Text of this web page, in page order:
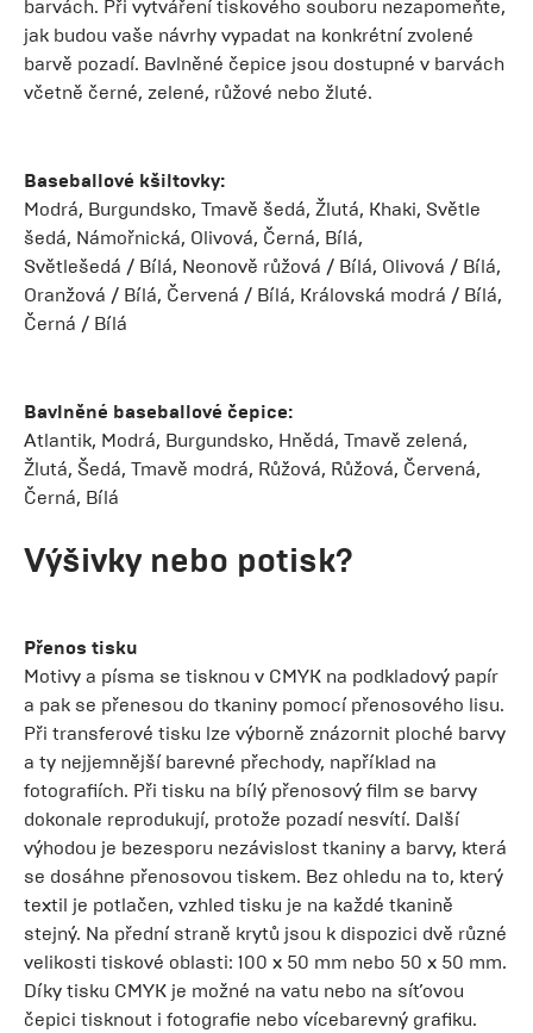
barvách. Při vytváření tiskového souboru nezapomeňte,
jak budou vaše návrhy vypadat na konkrétní zvolené
barvě pozadí. Bavlněné čepice jsou dostupné v barvách
včetně černé, zelené, růžové nebo žluté.
Baseballové kšiltovky:
Modrá, Burgundsko, Tmavě šedá, Žlutá, Khaki, Světle
šedá, Námořnická, Olivová, Černá, Bílá,
Světlešedá / Bílá, Neonově růžová / Bílá, Olivová / Bílá,
Oranžová / Bílá, Červená / Bílá, Královská modrá / Bílá,
Černá / Bílá
Bavlněné baseballové čepice:
Atlantik, Modrá, Burgundsko, Hnědá, Tmavě zelená,
Žlutá, Šedá, Tmavě modrá, Růžová, Růžová, Červená,
Černá, Bílá
Výšivky nebo potisk?
Přenos tisku
Motivy a písma se tisknou v CMYK na podkladový papír
a pak se přenesou do tkaniny pomocí přenosového lisu.
Při transferové tisku lze výborně znázornit ploché barvy
a ty nejjemnější barevné přechody, například na
fotografiích. Při tisku na bílý přenosový film se barvy
dokonale reprodukují, protože pozadí nesvítí. Další
výhodou je bezesporu nezávislost tkaniny a barvy, která
se dosáhne přenosovou tiskem. Bez ohledu na to, který
textil je potlačen, vzhled tisku je na každé tkanině
stejný. Na přední straně krytů jsou k dispozici dvě různé
velikosti tiskové oblasti: 100 x 50 mm nebo 50 x 50 mm.
Díky tisku CMYK je možné na vatu nebo na síťovou
čepici tisknout i fotografie nebo vícebarevný grafiku.